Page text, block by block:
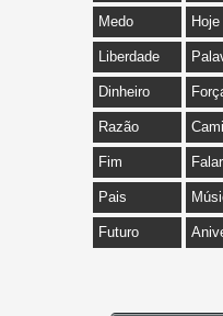
Medo Hoje
Liberdade
Dinheiro
Razão
Fim Falar
Pais
Futuro